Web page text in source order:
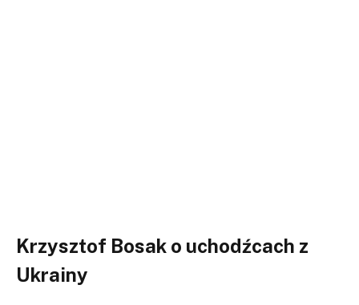
Krzysztof Bosak o uchodźcach z
Ukrainy